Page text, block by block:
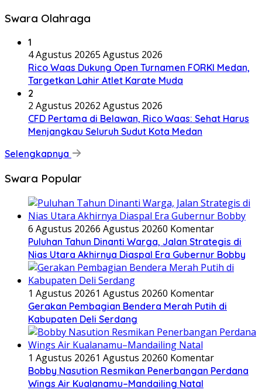
Swara Olahraga
1
4 Agustus 20265 Agustus 2026
Rico Waas Dukung Open Turnamen FORKI Medan,
Targetkan Lahir Atlet Karate Muda
2
2 Agustus 20262 Agustus 2026
CFD Pertama di Belawan, Rico Waas: Sehat Harus
Menjangkau Seluruh Sudut Kota Medan
Selengkapnya
Swara Popular
6 Agustus 20266 Agustus 20260 Komentar
Puluhan Tahun Dinanti Warga, Jalan Strategis di
Nias Utara Akhirnya Diaspal Era Gubernur Bobby
1 Agustus 20261 Agustus 20260 Komentar
Gerakan Pembagian Bendera Merah Putih di
Kabupaten Deli Serdang
1 Agustus 20261 Agustus 20260 Komentar
Bobby Nasution Resmikan Penerbangan Perdana
Wings Air Kualanamu–Mandailing Natal